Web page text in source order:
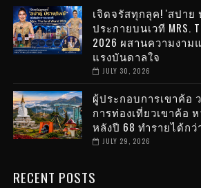
เจิดจรัสทุกลุค! 'สปาย
ประกายบนเวที MRS.
2026 ผสานความงา
แรงบันดาลใจ
JULY 30, 2026
ผู้ประกอบการเขาค้อ
การท่องเที่ยวเขาค้อ
หลังปี 68 ทำรายได้ก
JULY 29, 2026
RECENT POSTS